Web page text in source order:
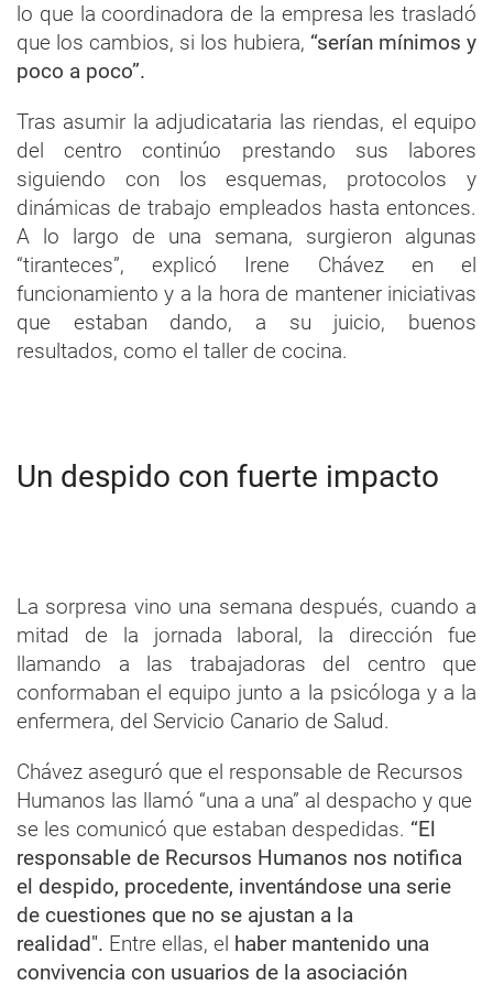
lo que la coordinadora de la empresa les trasladó
que los cambios, si los hubiera, “serían mínimos y
poco a poco”.
Tras asumir la adjudicataria las riendas, el equipo
del centro continúo prestando sus labores
siguiendo con los esquemas, protocolos y
dinámicas de trabajo empleados hasta entonces.
A lo largo de una semana, surgieron algunas
“tiranteces”, explicó Irene Chávez en el
funcionamiento y a la hora de mantener iniciativas
que estaban dando, a su juicio, buenos
resultados, como el taller de cocina.
Un despido con fuerte impacto
La sorpresa vino una semana después, cuando a
mitad de la jornada laboral, la dirección fue
llamando a las trabajadoras del centro que
conformaban el equipo junto a la psicóloga y a la
enfermera, del Servicio Canario de Salud.
Chávez aseguró que el responsable de Recursos
Humanos las llamó “una a una” al despacho y que
se les comunicó que estaban despedidas. “El
responsable de Recursos Humanos nos notifica
el despido, procedente, inventándose una serie
de cuestiones que no se ajustan a la
realidad". Entre ellas, el haber mantenido una
convivencia con usuarios de la asociación